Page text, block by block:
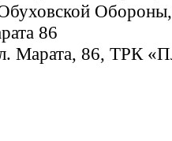
86
Марата, 86, ТРК